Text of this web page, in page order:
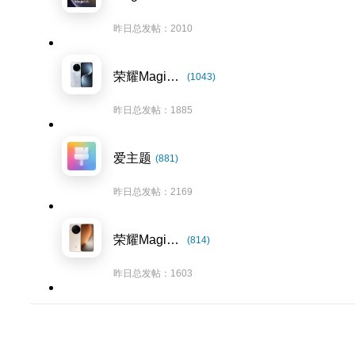
昨日总发帖：2010
荣耀Magic7系列 (1043)
昨日总发帖：1885
爱主题 (881)
昨日总发帖：2169
荣耀Magic8系列 (814)
昨日总发帖：1603